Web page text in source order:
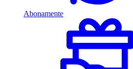
Abonamente